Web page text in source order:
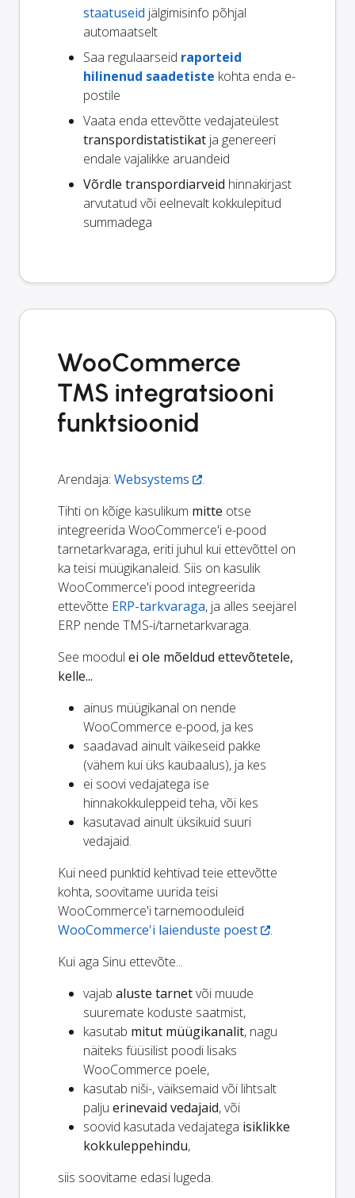
staatuseid jälgimisinfo põhjal
automaatselt
Saa regulaarseid raporteid
hilinenud saadetiste kohta enda e-
postile
Vaata enda ettevõtte vedajateülest
transpordistatistikat ja genereeri
endale vajalikke aruandeid
Võrdle transpordiarveid hinnakirjast
arvutatud või eelnevalt kokkulepitud
summadega
WooCommerce
TMS integratsiooni
funktsioonid
Arendaja: Websystems
.
Tihti on kõige kasulikum mitte otse
integreerida WooCommerce'i e-pood
tarnetarkvaraga, eriti juhul kui ettevõttel on
ka teisi müügikanaleid. Siis on kasulik
WooCommerce'i pood integreerida
ettevõtte ERP-tarkvaraga, ja alles seejärel
ERP nende TMS-i/tarnetarkvaraga.
See moodul ei ole mõeldud ettevõtetele,
kelle...
ainus müügikanal on nende
WooCommerce e-pood, ja kes
saadavad ainult väikeseid pakke
(vähem kui üks kaubaalus), ja kes
ei soovi vedajatega ise
hinnakokkuleppeid teha, või kes
kasutavad ainult üksikuid suuri
vedajaid.
Kui need punktid kehtivad teie ettevõtte
kohta, soovitame uurida teisi
WooCommerce'i tarnemooduleid
WooCommerce'i laienduste poest
.
Kui aga Sinu ettevõte...
vajab aluste tarnetvõi muude
suuremate koduste saatmist,
kasutab mitut müügikanalit, nagu
näiteks füüsilist poodi lisaks
WooCommerce poele,
kasutab niši-, väiksemaid või lihtsalt
palju erinevaid vedajaid, või
soovid kasutada vedajatega isiklikke
kokkuleppehindu,
siis soovitame edasi lugeda.